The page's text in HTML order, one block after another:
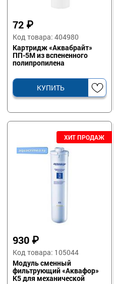
72 ₽
Код товара: 404980
Картридж «Аквабрайт»
ПП-5М из вспененного
полипропилена
КУПИТЬ
930 ₽
Код товара: 105044
Модуль сменный
фильтрующий «Аквафор»
K5 для механической